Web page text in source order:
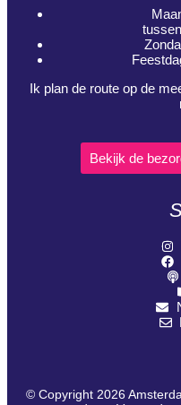
tussen
Ik plan de route op de
Bekijk de
© Copyright 2026